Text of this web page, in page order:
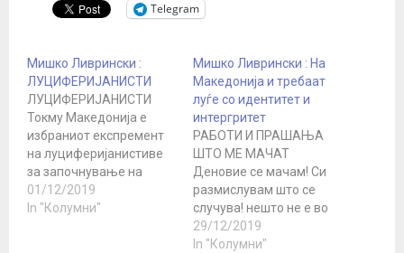
Telegram
Мишко Ливрински :
ЛУЦИФЕРИЈАНИСТИ
ЛУЦИФЕРИЈАНИСТИ
Токму Македонија е
избраниот експремент
на луциферијанистиве
за започнување на
бришењето на
европските народи и
01/12/2019
In "Колумни"
Мишко Ливрински : На
Македонија и требаат
луѓе со идентитет и
интергритет
РАБОТИ И ПРАШАЊА
ШТО МЕ МАЧАТ
Деновие се мачам! Си
размислувам што се
случува! нешто не е во
ред со мене или
работава е со луѓево.
29/12/2019
In "Колумни"